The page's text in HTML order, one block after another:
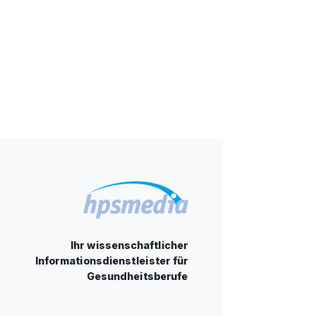
Ihr wissenschaftlicher
Informationsdienstleister für
Gesundheitsberufe